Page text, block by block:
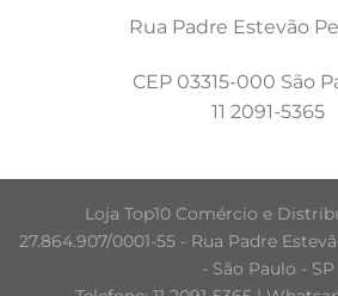
Rua Padre Estevão
CEP 03315-000 São
11 2091-5365
Loja Top10 Comércio e
27.864.907/0001-55 - Rua Padre
- São Paulo - SP